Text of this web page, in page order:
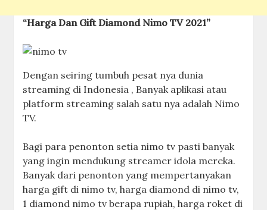
“Harga Dan Gift Diamond Nimo TV 2021”
Dengan seiring tumbuh pesat nya dunia
streaming di Indonesia , Banyak aplikasi atau
platform streaming salah satu nya adalah Nimo
TV.
Bagi para penonton setia nimo tv pasti banyak
yang ingin mendukung streamer idola mereka.
Banyak dari penonton yang mempertanyakan
harga gift di nimo tv, harga diamond di nimo tv,
1 diamond nimo tv berapa rupiah, harga roket di